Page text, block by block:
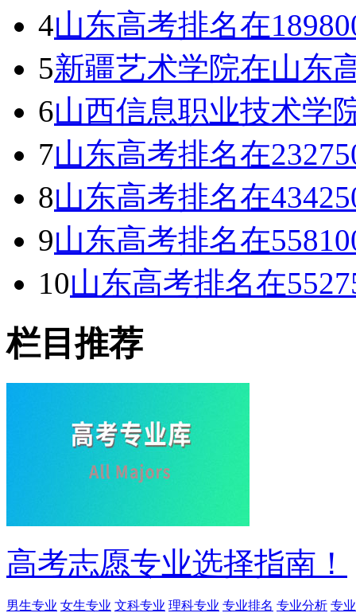
4山东高考排名在
5新疆艺术学院在山东
6山西信息职业技术学
7山东高考排名在
8山东高考排名在
9山东高考排名在
10山东高考排名在
栏目推荐
高考志愿专业选择指南！
男生专业 女生专业 文科专业 理科专业 专业排名 专业分析 专